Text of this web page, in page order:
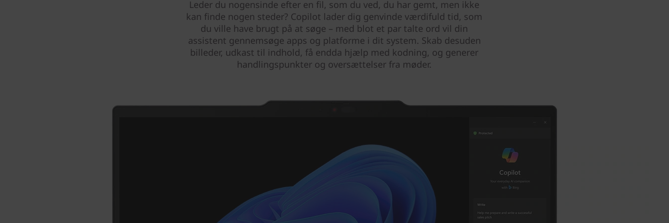
Leder du nogensinde efter en fil, som du ved, du har gemt, men ikke
kan finde nogen steder? Copilot lader dig genvinde værdifuld tid, som
du ville have brugt på at søge – med blot et par talte ord vil din
assistent gennemsøge apps og platforme i dit system. Skab desuden
billeder, udkast til indhold, få endda hjælp med kodning, og generer
handlingspunkter og oversættelser fra møder.